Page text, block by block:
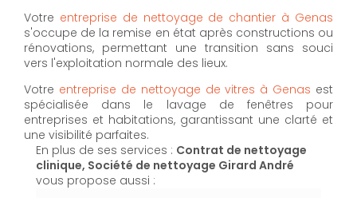
Votre entreprise de nettoyage de chantier à Genas
s'occupe de la remise en état après constructions ou
rénovations, permettant une transition sans souci
vers l'exploitation normale des lieux.
Votre entreprise de nettoyage de vitres à Genas est
spécialisée dans le lavage de fenêtres pour
entreprises et habitations, garantissant une clarté et
une visibilité parfaites.
En plus de ses services : Contrat de nettoyage
clinique, Société de nettoyage Girard André
vous propose aussi :